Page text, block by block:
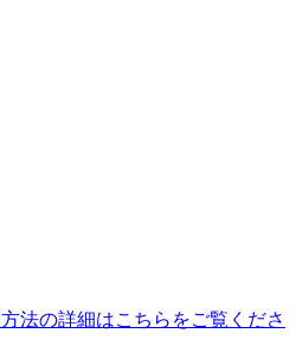
法の詳細はこちらをご覧くださ